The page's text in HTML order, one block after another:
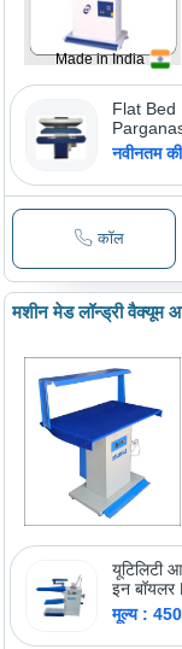
Made in India
Flat Bed
Traders,
Electricity
नवीनतम
कॉल
मशीन मेड लॉन्ड्री वैक्यूम
यूटिलिटी
इन बॉयलर
4
मूल्य :